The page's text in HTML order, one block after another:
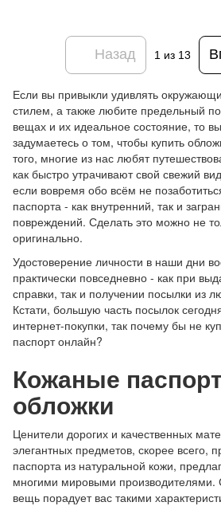
Назад 1 из 13
Если вы привыкли удивлять
стилем, а также любите предельный
вещах и их идеальное состояние, то
задумаетесь о том, чтобы купить
того, многие из нас любят
как быстро утрачивают свой свежий
если вовремя обо всём не
паспорта - как внутренний, так и
повреждений. Сделать это можно не
оригинально.
Удостоверение личности в наши дни
практически повседневно - как при
справки, так и получении посылки из
Кстати, большую часть посылок
интернет-покупки, так почему бы не
паспорт онлайн?
Кожаные
обложки
Ценители дорогих и качественных
элегантных предметов, скорее всего,
паспорта из натуральной кожи,
многими мировыми производителями.
вещь порадует вас такими